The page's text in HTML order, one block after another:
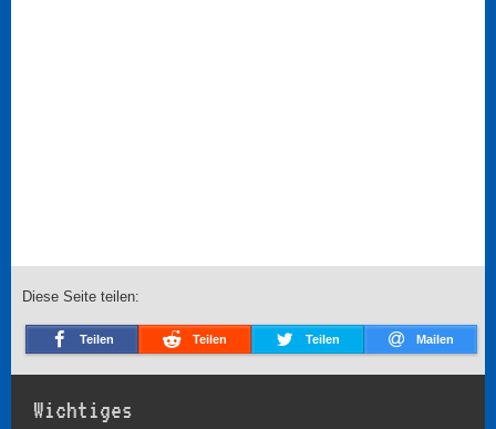
Diese Seite teilen:
Teilen Teilen Teilen Mailen
Wichtiges